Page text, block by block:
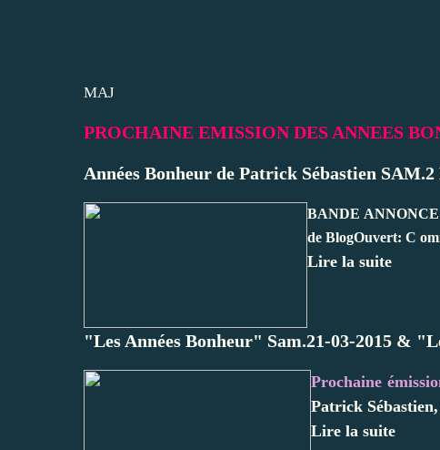
MAJ
PROCHAINE EMISSION DES ANNEES
Années Bonheur de Patrick Sébastien
BANDE ANNONCE
de BlogOuvert: C
Lire la suite
"Les Années Bonheur" Sam.21-03-2015 &
Prochaine
Patrick
Lire la suite